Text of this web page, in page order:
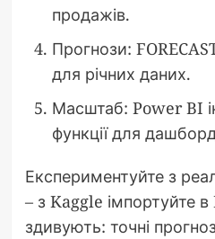
продажів.
Прогнози:
для річних даних.
Масштаб: Power BI
функції для
Експериментуйте з
– з Kaggle імпортуйте
здивують: точні